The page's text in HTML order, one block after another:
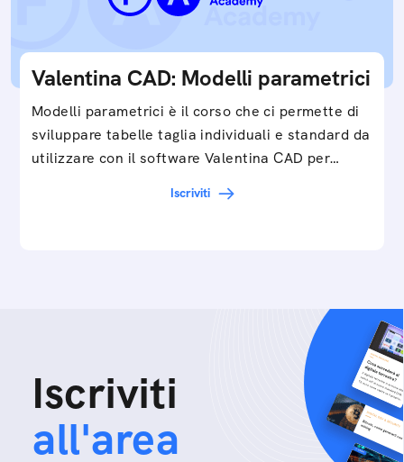
Valentina CAD: Modelli parametrici
Modelli parametrici è il corso che ci permette di
sviluppare tabelle taglia individuali e standard da
utilizzare con il software Valentina CAD per…
Iscriviti
Iscriviti
all'area